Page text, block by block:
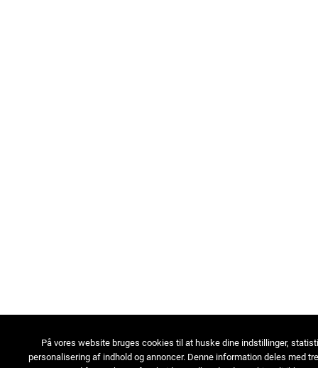
På vores website bruges cookies til at huske dine indstillinger,
personalisering af indhold og annoncer. Denne information deles med